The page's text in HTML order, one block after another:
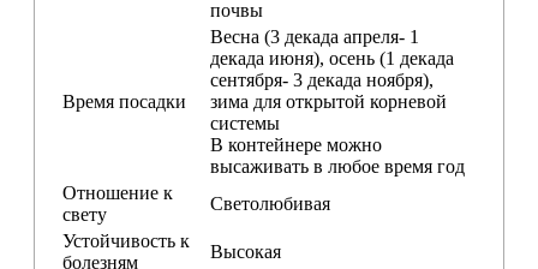
почвы
Время посадки
Весна (3 декада апреля- 1
декада июня), осень (1 декада
сентября- 3 декада ноября),
зима для открытой корневой
системы
В контейнере можно
высаживать в любое время год
Отношение к
свету
Светолюбивая
Устойчивость к
болезням
Высокая